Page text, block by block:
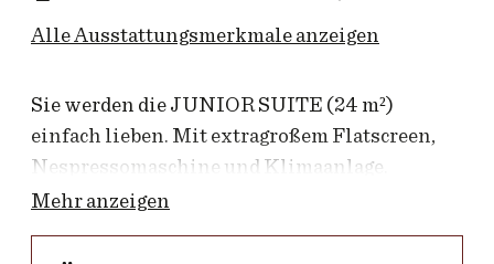
Alle Ausstattungsmerkmale anzeigen
Sie werden die JUNIOR SUITE (24 m²)
einfach lieben. Mit extragroßem Flatscreen,
Nespressomaschine und Klimaanlage.
Mehr anzeigen